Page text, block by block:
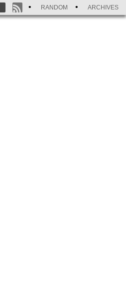
RANDOM ARCHIVES